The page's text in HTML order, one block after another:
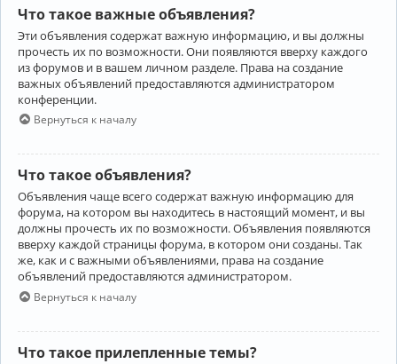
Что такое важные объявления?
Эти объявления содержат важную информацию, и вы должны
прочесть их по возможности. Они появляются вверху каждого
из форумов и в вашем личном разделе. Права на создание
важных объявлений предоставляются администратором
конференции.
Вернуться к началу
Что такое объявления?
Объявления чаще всего содержат важную информацию для
форума, на котором вы находитесь в настоящий момент, и вы
должны прочесть их по возможности. Объявления появляются
вверху каждой страницы форума, в котором они созданы. Так
же, как и с важными объявлениями, права на создание
объявлений предоставляются администратором.
Вернуться к началу
Что такое прилепленные темы?